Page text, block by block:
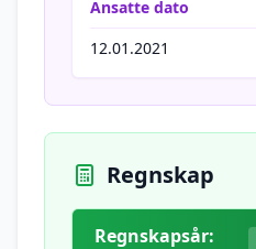
Ansatte dato
12.01.2021
Regnskap
Regnskapsår: